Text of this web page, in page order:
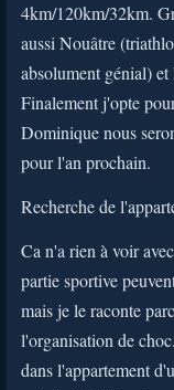
4km/120km/32km.
aussi Nouâtre
absolument génial)
Finalement j'opte
Dominique nous
pour l'an prochain.
Recherche de
Ca n'a rien à voir
partie sportive
mais je le raconte
l'organisation de
dans l'appartement